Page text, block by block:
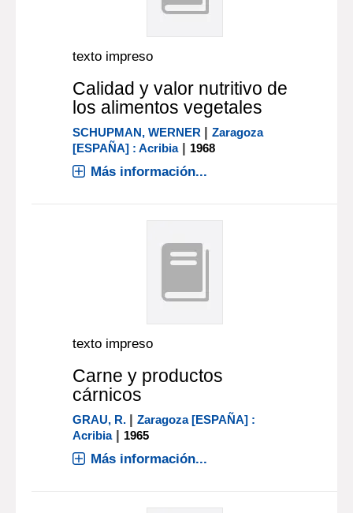
texto impreso
Calidad y valor nutritivo de
los alimentos vegetales
SCHUPMAN, WERNER |Zaragoza
[ESPAÑA] : Acribia| 1968
Más información...
texto impreso
Carne y productos
cárnicos
GRAU, R. |Zaragoza [ESPAÑA] :
Acribia| 1965
Más información...